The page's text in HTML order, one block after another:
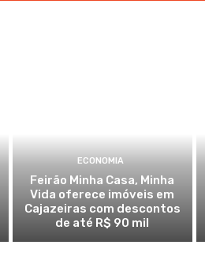
ECONOMIA
Feirão Minha Casa, Minha
Vida oferece imóveis em
Cajazeiras com descontos
de até R$ 90 mil